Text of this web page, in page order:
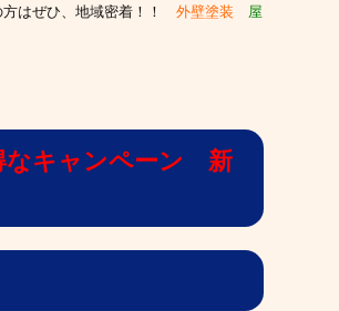
はぜひ、 地域密着！！ 外壁塗装 屋
キャンペーン 新